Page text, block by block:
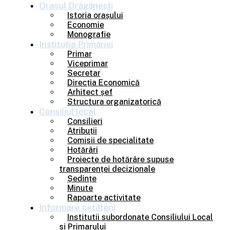
Orașul Drăgănești
Istoria orașului
Economie
Monografie
Instituția Primăriei
Primar
Viceprimar
Secretar
Direcția Economică
Arhitect șef
Structura organizatorică
Consiliul local
Consilieri
Atribuții
Comisii de specialitate
Hotărâri
Proiecte de hotărâre supuse
transparenței decizionale
Ședințe
Minute
Rapoarte activitate
Informare cetățeni
Institutii subordonate Consiliului Local
si Primarului